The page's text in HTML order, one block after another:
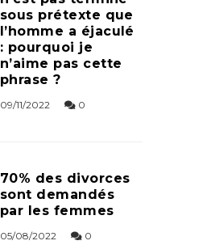
sous prétexte que
l’homme a éjaculé
: pourquoi je
n’aime pas cette
phrase ?
09/11/2022 0
70% des divorces
sont demandés
par les femmes
05/08/2022 0